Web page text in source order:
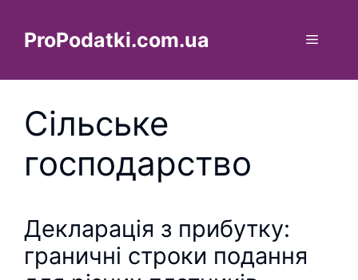
вмістуProPodatki.com.ua Меню
Сільське
господарство
Декларація з прибутку:
граничні строки подання